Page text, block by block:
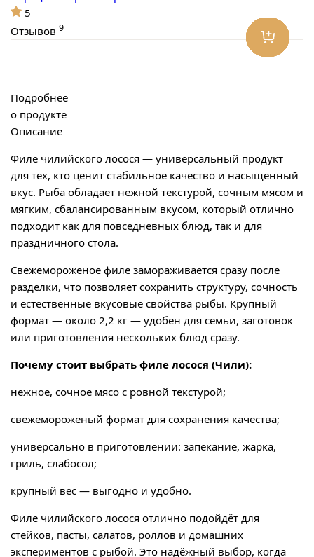
5
Отзывов 9
Подробнее
о продукте
Описание
Филе чилийского лосося — универсальный продукт
для тех, кто ценит стабильное качество и насыщенный
вкус. Рыба обладает нежной текстурой, сочным мясом и
мягким, сбалансированным вкусом, который отлично
подходит как для повседневных блюд, так и для
праздничного стола.
Свежемороженое филе замораживается сразу после
разделки, что позволяет сохранить структуру, сочность
и естественные вкусовые свойства рыбы. Крупный
формат — около 2,2 кг — удобен для семьи, заготовок
или приготовления нескольких блюд сразу.
Почему стоит выбрать филе лосося (Чили):
нежное, сочное мясо с ровной текстурой;
свежемороженый формат для сохранения качества;
универсально в приготовлении: запекание, жарка,
гриль, слабосол;
крупный вес — выгодно и удобно.
Филе чилийского лосося отлично подойдёт для
стейков, пасты, салатов, роллов и домашних
экспериментов с рыбой. Это надёжный выбор, когда